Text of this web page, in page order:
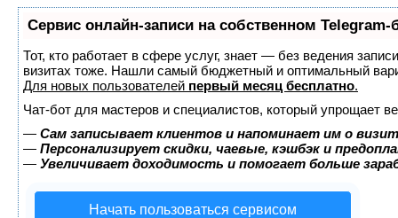
Сервис онлайн-записи на собственном Telegram-
Тот, кто работает в сфере услуг, знает — без ведения
визитах тоже. Нашли самый бюджетный и оптимальный
Для новых пользователей первый месяц бесплатно.
Чат-бот для мастеров и специалистов, который упрощает
— Сам записывает клиентов и напоминает им о
— Персонализирует скидки, чаевые, кэшбэк и
— Увеличивает доходимость и помогает больше
Начать пользоваться сервисом